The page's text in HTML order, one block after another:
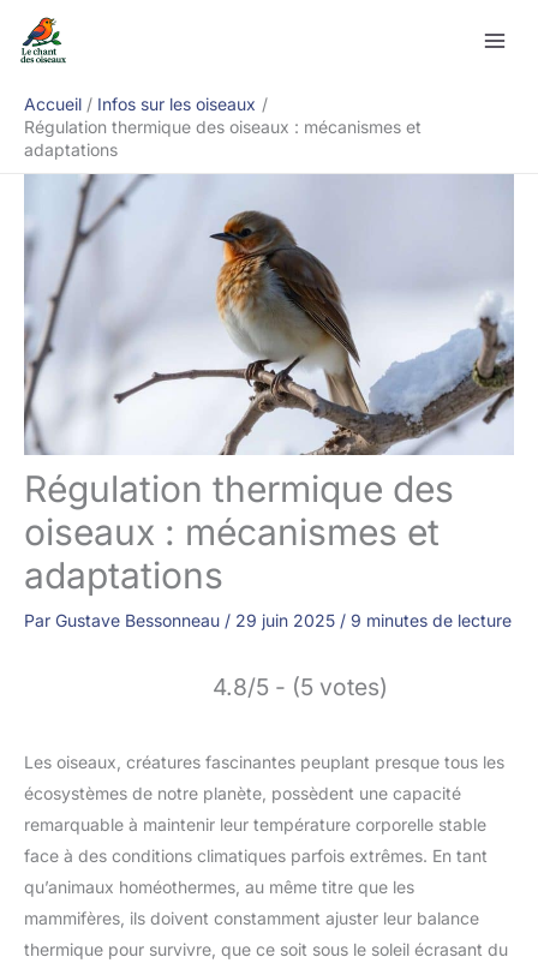
Accueil
Infos sur les oiseaux
Régulation thermique des oiseaux : mécanismes et
adaptations
Régulation thermique des
oiseaux : mécanismes et
adaptations
Par Gustave Bessonneau / 29 juin 2025 / 9 minutes de lecture
4.8/5 - (5 votes)
Les oiseaux, créatures fascinantes peuplant presque tous les
écosystèmes de notre planète, possèdent une capacité
remarquable à maintenir leur température corporelle stable
face à des conditions climatiques parfois extrêmes. En tant
qu’animaux homéothermes, au même titre que les
mammifères, ils doivent constamment ajuster leur balance
thermique pour survivre, que ce soit sous le soleil écrasant du
Rechercher